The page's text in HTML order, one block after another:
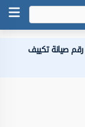
رقم صيانة تكييف